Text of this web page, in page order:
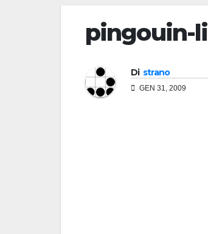
pingouin-
Di strano
GEN 31, 2009